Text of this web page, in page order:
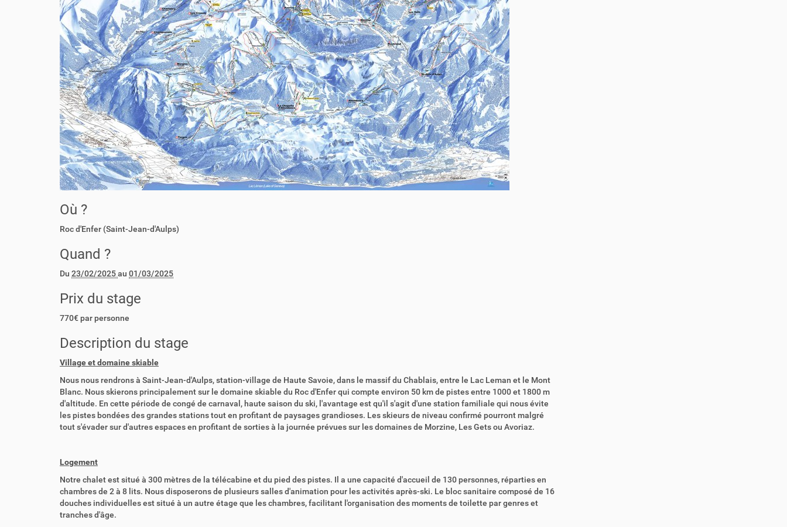
:
Où ?
Roc d'Enfer (Saint-Jean-d'Aulps)
Quand ?
Du 23/02/2025au 01/03/2025
Prix du stage
770€ par personne
Description du stage
Village et domaine skiable
Nous nous rendrons à Saint-Jean-d'Aulps, station-village de Haute Savoie, dans le massif du Chablais, entre le Lac Leman et le Mont
Blanc. Nous skierons principalement sur le domaine skiable du Roc d'Enfer qui compte environ 50 km de pistes entre 1000 et 1800 m
d'altitude. En cette période de congé de carnaval, haute saison du ski, l'avantage est qu'il s'agit d'une station familiale qui nous évite
les pistes bondées des grandes stations tout en profitant de paysages grandioses. Les skieurs de niveau confirmé pourront malgré
tout s'évader sur d'autres espaces en profitant de sorties à la journée prévues sur les domaines de Morzine, Les Gets ou Avoriaz.
Logement
Notre chalet est situé à 300 mètres de la télécabine et du pied des pistes. Il a une capacité d'accueil de 130 personnes, réparties en
chambres de 2 à 8 lits. Nous disposerons de plusieurs salles d'animation pour les activités après-ski. Le bloc sanitaire composé de 16
douches individuelles est situé à un autre étage que les chambres, facilitant l'organisation des moments de toilette par genres et
tranches d'âge.